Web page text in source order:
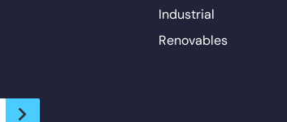
Industrial
Renovables